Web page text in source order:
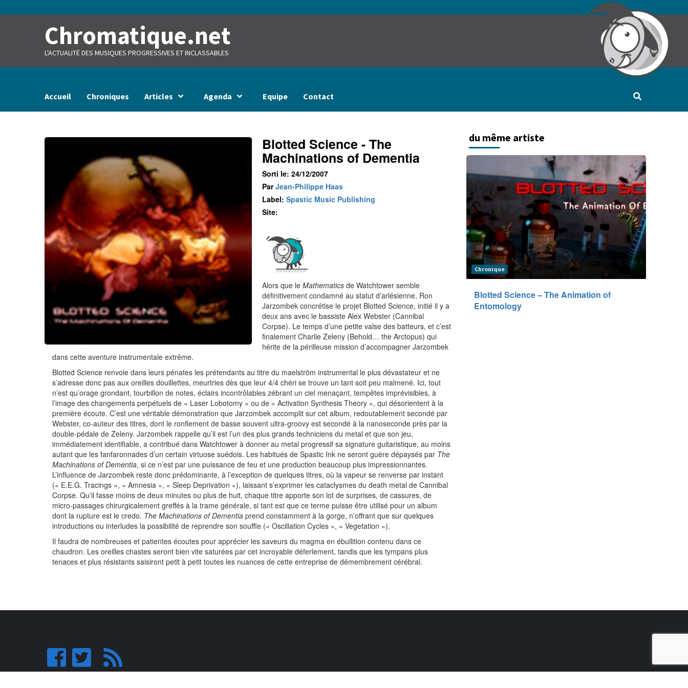
to
Chromatique.net
L'ACTUALITÉ DES MUSIQUES PROGRESSIVES ET INCLASSABLES
Accueil Chroniques Articles Agenda Equipe Contact
Blotted Science - The
Machinations of Dementia
Sorti le: 24/12/2007
ParJean-Philippe Haas
Label: Spastic Music Publishing
Site:
Alors que le Mathematicsde Watchtower semble
définitivement condamné au statut d’arlésienne, Ron
Jarzombek concrétise le projet Blotted Science, initié il y a
deux ans avec le bassiste Alex Webster (Cannibal
Corpse). Le temps d’une petite valse des batteurs, et c’est
finalement Charlie Zeleny (Behold… the Arctopus) qui
hérite de la périlleuse mission d’accompagner Jarzombek
dans cette aventure instrumentale extrême.
Blotted Science renvoie dans leurs pénates les prétendants au titre du maelström instrumental le plus dévastateur et ne
s’adresse donc pas aux oreilles douillettes, meurtries dès que leur 4/4 chéri se trouve un tant soit peu malmené. Ici, tout
n’est qu’orage grondant, tourbillon de notes, éclairs incontrôlables zébrant un ciel menaçant, tempêtes imprévisibles, à
l’image des changements perpétuels de « Laser Lobotomy » ou de « Activation Synthesis Theory », qui désorientent à la
première écoute. C’est une véritable démonstration que Jarzombek accomplit sur cet album, redoutablement secondé par
Webster, co-auteur des titres, dont le ronflement de basse souvent ultra-groovy est secondé à la nanoseconde près par la
double-pédale de Zeleny. Jarzombek rappelle qu’il est l’un des plus grands techniciens du metal et que son jeu,
immédiatement identifiable, a contribué dans Watchtower à donner au metal progressif sa signature guitaristique, au moins
autant que les fanfaronnades d’un certain virtuose suédois. Les habitués de Spastic Ink ne seront guère dépaysés par The
Machinations of Dementia, si ce n’est par une puissance de feu et une production beaucoup plus impressionnantes.
L’influence de Jarzombek reste donc prédominante, à l’exception de quelques titres, où la vapeur se renverse par instant
(« E.E.G. Tracings », « Amnesia », « Sleep Deprivation »), laissant s’exprimer les cataclysmes du death metal de Cannibal
Corpse. Qu’il fasse moins de deux minutes ou plus de huit, chaque titre apporte son lot de surprises, de cassures, de
micro-passages chirurgicalement greffés à la trame générale, si tant est que ce terme puisse être utilisé pour un album
dont la rupture est le credo. The Machinations of Dementia prend constamment à la gorge, n’offrant que sur quelques
introductions ou interludes la possibilité de reprendre son souffle (« Oscillation Cycles », « Vegetation »).
Il faudra de nombreuses et patientes écoutes pour apprécier les saveurs du magma en ébullition contenu dans ce
chaudron. Les oreilles chastes seront bien vite saturées par cet incroyable déferlement, tandis que les tympans plus
tenaces et plus résistants saisiront petit à petit toutes les nuances de cette entreprise de démembrement cérébral.
du même artiste
Chronique
Blotted Science – The Animation of
Entomology